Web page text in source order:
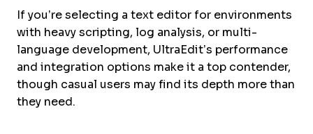
If you’re selecting a text editor for environments
with heavy scripting, log analysis, or multi-
language development, UltraEdit’s performance
and integration options make it a top contender,
though casual users may find its depth more than
they need.